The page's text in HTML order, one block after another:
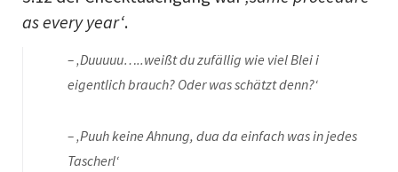
as every year‘.
– ‚Duuuuu…..weißt du zufällig wie viel Blei i
eigentlich brauch? Oder was schätzt denn?‘
– ‚Puuh keine Ahnung, dua da einfach was in jedes
Tascherl‘